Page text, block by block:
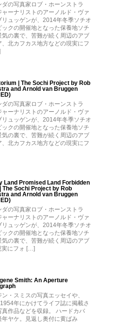
ダの写真家ロブ・ホーンストラ
ャーナリストのアーノルド・ヴァ
リュッゲンが、2014年冬季ソチオ
ックの開催地となった保養地ソチ
気の裏で、苦難が続く周辺のアブ
、北カフカス地方などの現実にフ
| The Sochi Project by Rob
and Arnold van Bruggen
ダの写真家ロブ・ホーンストラ
ャーナリストのアーノルド・ヴァ
リュッゲンが、2014年冬季ソチオ
ックの開催地となった保養地ソチ
気の裏で、苦難が続く周辺のアブ
、北カフカス地方などの現実にフ
Land Promised Land Forbidden
The Sochi Project by Rob
and Arnold van Bruggen
ダの写真家ロブ・ホーンストラ
ャーナリストのアーノルド・ヴァ
リュッゲンが、2014年冬季ソチオ
ックの開催地となった保養地ソチ
気の裏で、苦難が続く周辺のアブ
実にフォ […]
Smith: An Aperture
ン・スミスの写真エッセイや、
年にかけてライフ誌に掲載さ
真作品などを収録。 ハードカバ
年ヤケ。見返し奥付に黄ばみ